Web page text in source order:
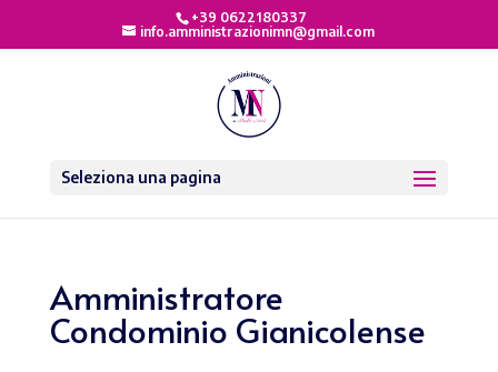
+39 0622180337
info.amministrazionimn@gmail.com
Seleziona una pagina
Amministratore
Condominio Gianicolense